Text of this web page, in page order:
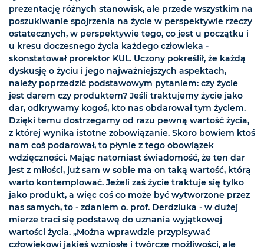
prezentację różnych stanowisk, ale przede wszystkim na
poszukiwanie spojrzenia na życie w perspektywie rzeczy
ostatecznych, w perspektywie tego, co jest u początku i
u kresu doczesnego życia każdego człowieka -
skonstatował prorektor KUL. Uczony pokreślił, że każdą
dyskusję o życiu i jego najważniejszych aspektach,
należy poprzedzić podstawowym pytaniem: czy życie
jest darem czy produktem? Jeśli traktujemy życie jako
dar, odkrywamy kogoś, kto nas obdarował tym życiem.
Dzięki temu dostrzegamy od razu pewną wartość życia,
z której wynika istotne zobowiązanie. Skoro bowiem ktoś
nam coś podarował, to płynie z tego obowiązek
wdzięczności. Mając natomiast świadomość, że ten dar
jest z miłości, już sam w sobie ma on taką wartość, którą
warto kontemplować. Jeżeli zaś życie traktuje się tylko
jako produkt, a więc coś co może być wytworzone przez
nas samych, to - zdaniem o. prof. Derdziuka - w dużej
mierze traci się podstawę do uznania wyjątkowej
wartości życia. „Można wprawdzie przypisywać
człowiekowi jakieś wzniosłe i twórcze możliwości, ale